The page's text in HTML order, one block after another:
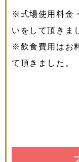
※式場使用料金
いをして頂きま
※飲食費用はお
て頂きました。